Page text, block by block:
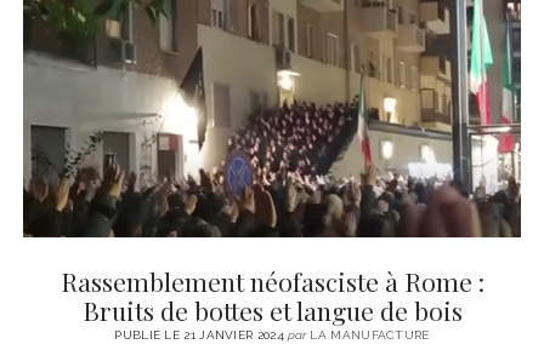
CINÉMA
LITTÉRATURE
ÉCONOMIE
SPORT
MÉDIAS
SANTÉ
instagram
emailemail-
form
Rassemblement néofasciste à Rome :
Bruits de bottes et langue de bois
PUBLIÉ LE 21 JANVIER 2024parLA MANUFACTURE